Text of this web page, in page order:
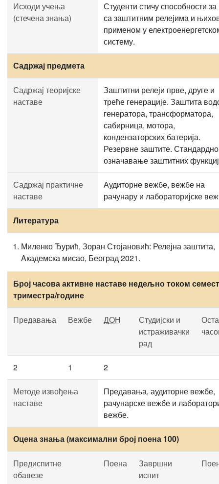
Исходи учења
(стечена знања)
Студенти стичу способности
са заштитним релејима и
применом у
систему.
Садржај предмета
Садржај теоријске
наставе
Заштитни релеји прве, друге и
треће генерације. Заштита
генератора, трансформатора,
сабирница, мотора,
кондензаторских батерија.
Резервне заштите. Стандардно
означавање заштитних
Садржај практичне
наставе
Аудиторне вежбе, вежбе на
рачунару и лабораторијске
Литература
Миленко Ђурић, Зоран Стојановић: Релејна заштита,
Aкадемска мисао, Београд 2021.
Број часова активне наставе недељно током
триместра/године
Предавања Вежбе ДОН
Студијски и
истраживачки
рад
2 1 2
Методе извођења
наставе
Предавања, аудиторне вежбе,
рачунарске вежбе и
вежбе.
Оцена знања (максимални број поена 100)
Предиспитне
обавезе
Поена
Завршни
испит